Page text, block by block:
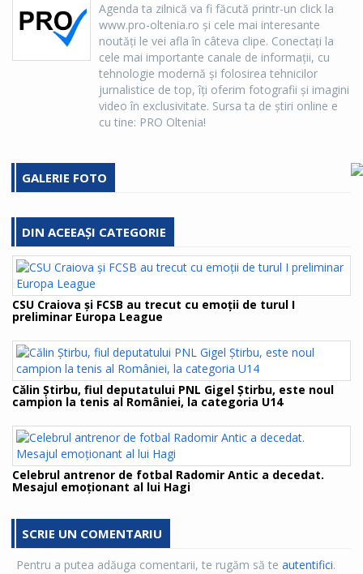
Agenda ta zilnică va fi făcută printr-un click la
www.pro-oltenia.ro şi cele mai interesante
noutăţi le vei afla în câteva clipe. Conectaţi la
cele mai importante canale de informaţii, cu
tehnologie modernă şi folosirea tehnicilor
jurnalistice de top, îţi oferim fotografii şi imagini
video în exclusivitate. Sursa ta de ştiri online e
cu tine: PRO Oltenia!
GALERIE FOTO
DIN ACEEAȘI CATEGORIE
CSU Craiova și FCSB au trecut cu emoții de turul I
preliminar Europa League
Călin Știrbu, fiul deputatului PNL Gigel Ştirbu, este noul
campion la tenis al României, la categoria U14
Celebrul antrenor de fotbal Radomir Antic a decedat.
Mesajul emoționant al lui Hagi
SCRIE UN COMENTARIU
Pentru a putea adăuga comentarii, te rugăm să te autentifici.